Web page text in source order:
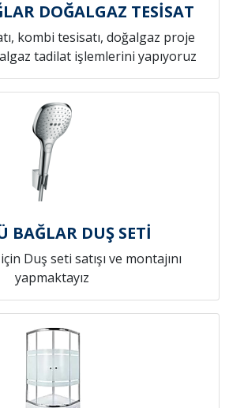
DOĞALGAZ TESİSAT
kombi tesisatı, doğalgaz proje
tadilat işlemlerini yapıyoruz
BAĞLAR DUŞ SETİ
Duş seti satışı ve montajını
yapmaktayız